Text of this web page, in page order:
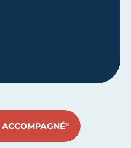
TRANSMISSION